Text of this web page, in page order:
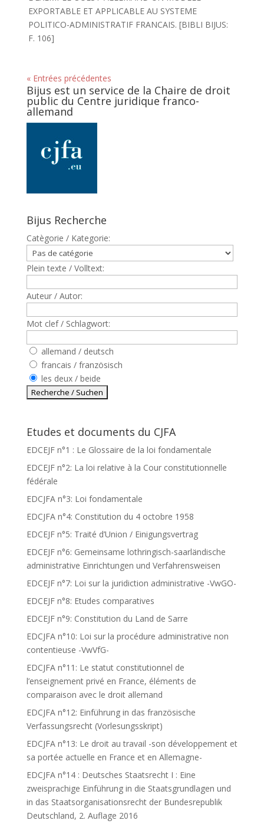
EXPORTABLE ET APPLICABLE AU SYSTEME
POLITICO-ADMINISTRATIF FRANCAIS. [BIBLI BIJUS:
F. 106]
« Entrées précédentes
Bijus est un service de la Chaire de droit
public du Centre juridique franco-
allemand
Bijus Recherche
Catègorie / Kategorie:
Plein texte / Volltext:
Auteur / Autor:
Mot clef / Schlagwort:
allemand / deutsch
francais / französisch
les deux / beide
Etudes et documents du CJFA
EDCEJF n°1 : Le Glossaire de la loi fondamentale
EDCEJF n°2: La loi relative à la Cour constitutionnelle
fédérale
EDCJFA n°3: Loi fondamentale
EDCJFA n°4: Constitution du 4 octobre 1958
EDCEJF n°5: Traité d’Union / Einigungsvertrag
EDCEJF n°6: Gemeinsame lothringisch-saarländische
administrative Einrichtungen und Verfahrensweisen
EDCEJF n°7: Loi sur la juridiction administrative -VwGO-
EDCEJF n°8: Etudes comparatives
EDCEJF n°9: Constitution du Land de Sarre
EDCJFA n°10: Loi sur la procédure administrative non
contentieuse -VwVfG-
EDCJFA n°11: Le statut constitutionnel de
l’enseignement privé en France, éléments de
comparaison avec le droit allemand
EDCJFA n°12: Einführung in das französische
Verfassungsrecht (Vorlesungsskript)
EDCJFA n°13: Le droit au travail -son développement et
sa portée actuelle en France et en Allemagne-
EDCJFA n°14 : Deutsches Staatsrecht I : Eine
zweisprachige Einführung in die Staatsgrundlagen und
in das Staatsorganisationsrecht der Bundesrepublik
Deutschland, 2. Auflage 2016